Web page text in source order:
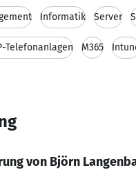
Informatik Server
Telefonanlagen M365
von Björn